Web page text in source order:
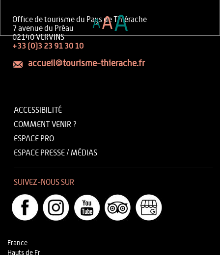
Office de tourisme du Pays de Thiérache
7 avenue du Préau
02140 VERVINS
+33 (0)3 23 91 30 10
accueil@tourisme-thierache.fr
ACCESSIBILITÉ
COMMENT VENIR ?
ESPACE PRO
ESPACE PRESSE / MÉDIAS
SUIVEZ-NOUS SUR
France
Hauts de Fr
AAA